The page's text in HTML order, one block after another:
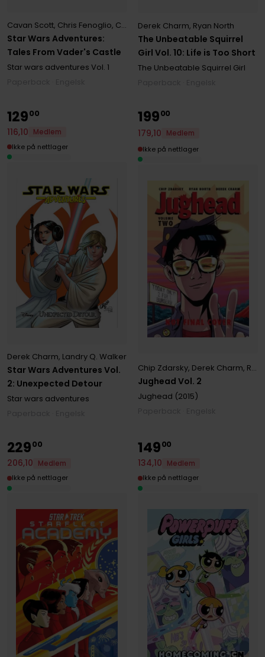
Star Wars Adventures:
Tales From Vader's Castle
Cavan Scott, Chris Fenoglio, Corin Howell ,Derek Charm,Kelley
Star wars adventures Vol. 1
The Unbeatable Squirrel
Girl Vol. 10: Life is Too Short
Derek Charm, Ryan North
The Unbeatable Squirrel Girl
Star Wars Adventures Vol.
2: Unexpected Detour
Derek Charm, Landry Q. Walker
Star wars adventures
12900
116,10
Medlem
Ikke på nettlager
Jughead Vol. 2
Chip Zdarsky, Derek Charm, Ryan North
Jughead (2015)
19900
179,10
Medlem
Ikke på nettlager
22900
206,10
Medlem
Ikke på nettlager
14900
134,10
Medlem
Ikke på nettlager